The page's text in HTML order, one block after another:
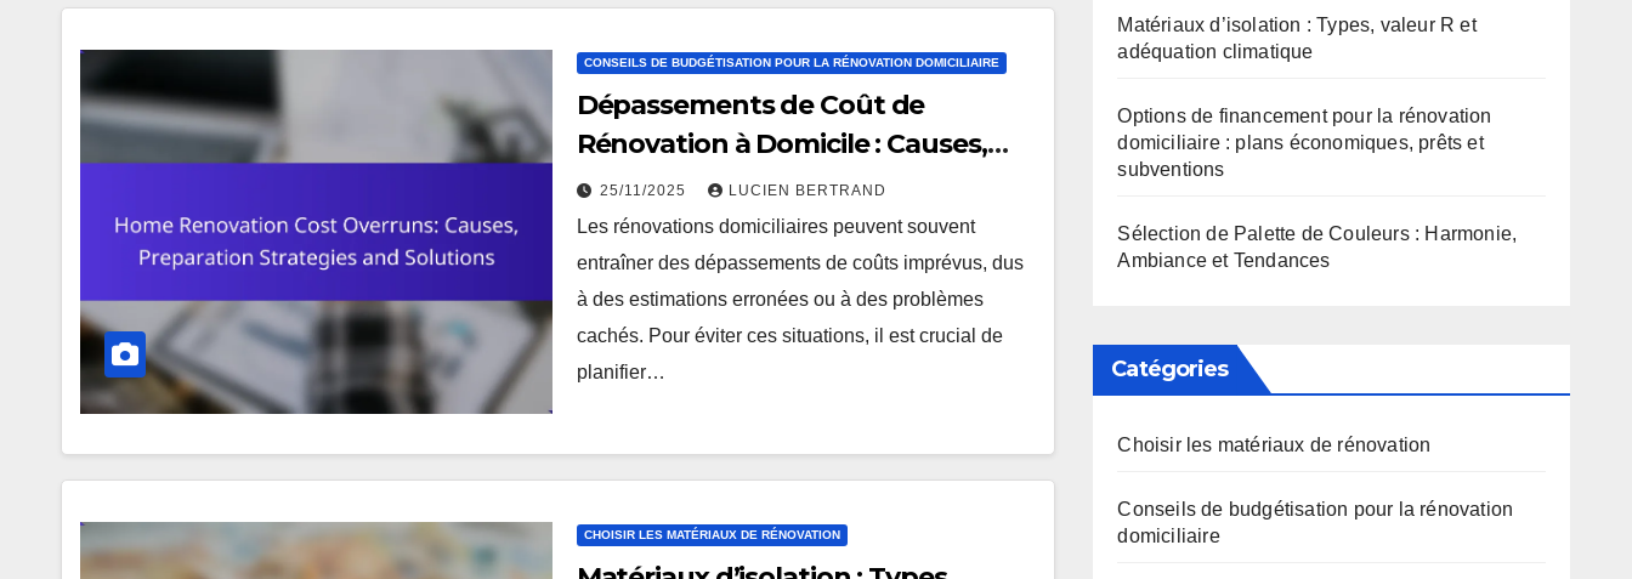
CONSEILS DE BUDGÉTISATION POUR LA RÉNOVATION DOMICILIAIRE
Dépassements de Coût de
Rénovation à Domicile : Causes,
Stratégies de Préparation et
Solutions
25/11/2025 LUCIEN BERTRAND
Les rénovations domiciliaires peuvent souvent
entraîner des dépassements de coûts imprévus, dus
à des estimations erronées ou à des problèmes
cachés. Pour éviter ces situations, il est crucial de
planifier…
CHOISIR LES MATÉRIAUX DE RÉNOVATION
Matériaux d’isolation : Types, valeur R et
adéquation climatique
Options de financement pour la rénovation
domiciliaire : plans économiques, prêts et
subventions
Sélection de Palette de Couleurs : Harmonie,
Ambiance et Tendances
Catégories
Choisir les matériaux de rénovation
Conseils de budgétisation pour la rénovation
domiciliaire